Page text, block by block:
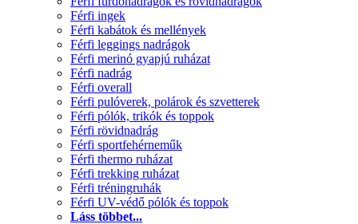
Férfi ingek
Férfi kabátok és mellények
Férfi leggings nadrágok
Férfi merinó gyapjú ruházat
Férfi nadrág
Férfi overall
Férfi pulóverek, polárok és szvetterek
Férfi pólók, trikók és toppok
Férfi rövidnadrág
Férfi sportfehérneműk
Férfi thermo ruházat
Férfi trekking ruházat
Férfi tréningruhák
Férfi UV-védő pólók és toppok
Láss többet...